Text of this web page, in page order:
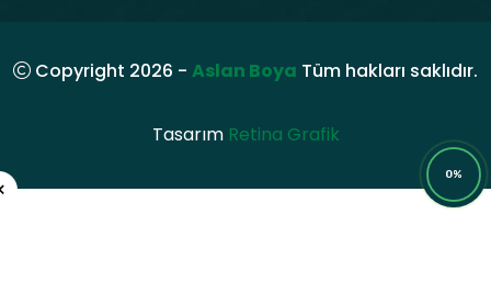
Copyright 2026 - Aslan Boya Tüm hakları saklıdır.
Tasarım Retina Grafik
0%